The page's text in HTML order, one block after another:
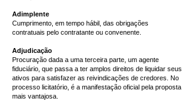
Adimplente
Cumprimento, em tempo hábil, das obrigações
contratuais pelo contratante ou convenente.
Adjudicação
Procuração dada a uma terceira parte, um agente
fiduciário, que passa a ter amplos direitos de liquidar seus
ativos para satisfazer as reivindicações de credores. No
processo licitatório, é a manifestação oficial pela proposta
mais vantajosa.